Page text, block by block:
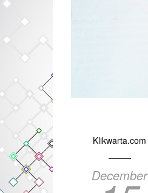
Klikwarta.com
December